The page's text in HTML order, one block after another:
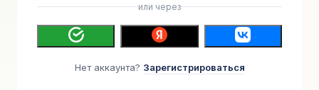
или через
Нет аккаунта? Зарегистрироваться